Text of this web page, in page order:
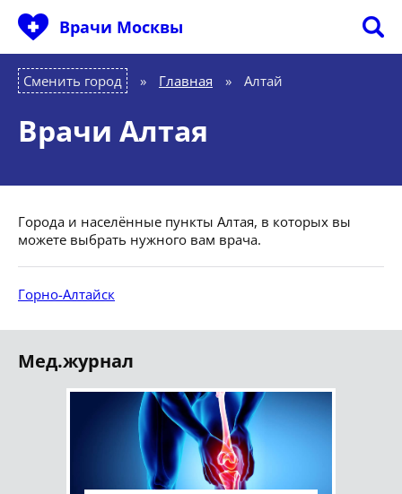
Врачи Москвы
Сменить город Главная » Алтай
Врачи Алтая
Города и населённые пункты Алтая, в которых вы
можете выбрать нужного вам врача.
Горно-Алтайск
Мед.журнал